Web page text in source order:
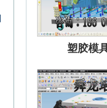
塑胶模